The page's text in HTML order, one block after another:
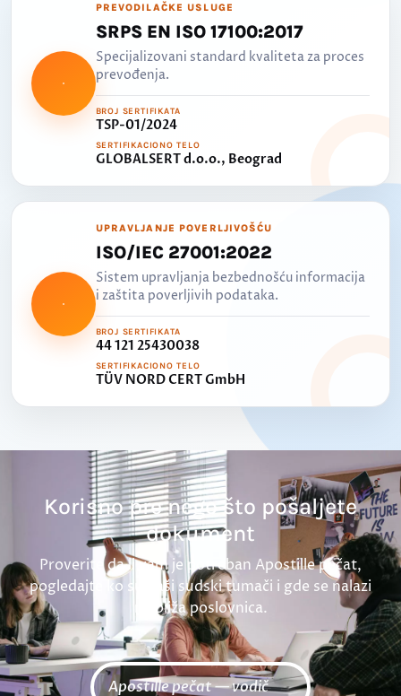
PREVODILAČKE USLUGE
SRPS EN ISO 17100:2017
Specijalizovani standard kvaliteta za proces
prevođenja.
BROJ SERTIFIKATA
TSP-01/2024
SERTIFIKACIONO TELO
GLOBALSERT d.o.o., Beograd
UPRAVLJANJE POVERLJIVOŠĆU
ISO/IEC 27001:2022
Sistem upravljanja bezbednošću informacija
i zaštita poverljivih podataka.
BROJ SERTIFIKATA
44 121 25430038
SERTIFIKACIONO TELO
TÜV NORD CERT GmbH
Korisno pre nego što pošaljete
dokument
Proverite da li vam je potreban Apostille pečat,
pogledajte ko su naši sudski tumači i gde se nalazi
najbliža poslovnica.
Apostille pečat — vodič